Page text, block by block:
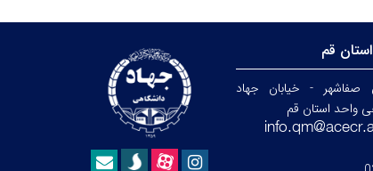
قم
صفاشهر - خیابان جهاد
واحد استان قم